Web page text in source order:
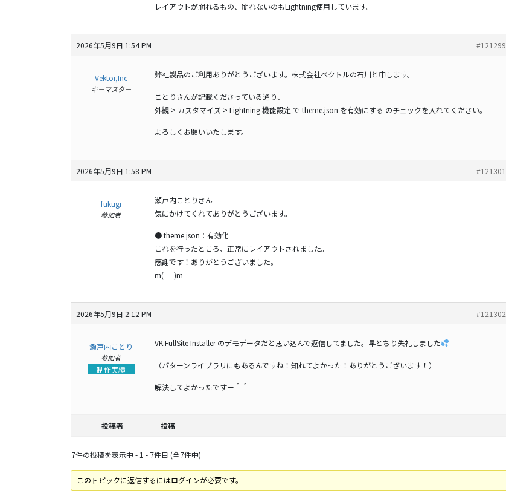
レイアウトが崩れるもの、崩れないのもLightning使用しています。
2026年5月9日 1:54 PM #121299
Vektor,Inc
キーマスター
弊社製品のご利用ありがとうございます。株式会社ベクトルの石川と申します。
ことりさんが記載くださっている通り、
外観 > カスタマイズ > Lightning 機能設定 で theme.json を有効にする のチェックを入れてください。
よろしくお願いいたします。
2026年5月9日 1:58 PM #121301
fukugi
参加者
瀬戸内ことりさん
気にかけてくれてありがとうございます。
● theme.json：有効化
これを行ったところ、正常にレイアウトされました。
感謝です！ありがとうございました。
m(_ _)m
2026年5月9日 2:12 PM #121302
瀬戸内ことり
参加者
制作実績
VK FullSite Installer のデモデータだと思い込んで返信してました。早とちり失礼しました
（パターンライブラリにもあるんですね！知れてよかった！ありがとうございます！）
解決してよかったですー＾＾
投稿者 投稿
7件の投稿を表示中 - 1 - 7件目 (全7件中)
このトピックに返信するにはログインが必要です。